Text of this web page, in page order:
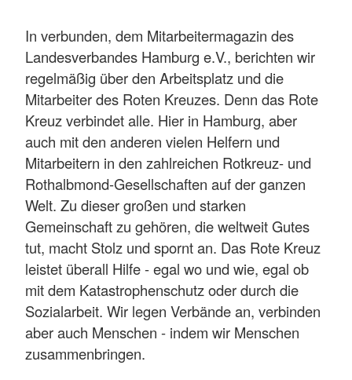
In verbunden, dem Mitarbeitermagazin des
Landesverbandes Hamburg e.V., berichten wir
regelmäßig über den Arbeitsplatz und die
Mitarbeiter des Roten Kreuzes. Denn das Rote
Kreuz verbindet alle. Hier in Hamburg, aber
auch mit den anderen vielen Helfern und
Mitarbeitern in den zahlreichen Rotkreuz- und
Rothalbmond-Gesellschaften auf der ganzen
Welt. Zu dieser großen und starken
Gemeinschaft zu gehören, die weltweit Gutes
tut, macht Stolz und spornt an. Das Rote Kreuz
leistet überall Hilfe - egal wo und wie, egal ob
mit dem Katastrophenschutz oder durch die
Sozialarbeit. Wir legen Verbände an, verbinden
aber auch Menschen - indem wir Menschen
zusammenbringen.